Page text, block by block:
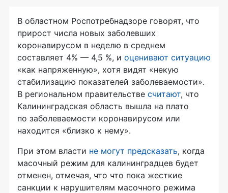
В областном Роспотребнадзоре говорят, что
прирост числа новых заболевших
коронавирусом в неделю в среднем
составляет 4% — 4,5 %, и оценивают ситуацию
«как напряженную», хотя видят «некую
стабилизацию показателей заболеваемости».
В региональном правительстве считают, что
Калининградская область вышла на плато
по заболеваемости коронавирусом или
находится «близко к нему».
При этом власти не могут предсказать, когда
масочный режим для калининградцев будет
отменен, отмечая, что что пока жесткие
санкции к нарушителям масочного режима